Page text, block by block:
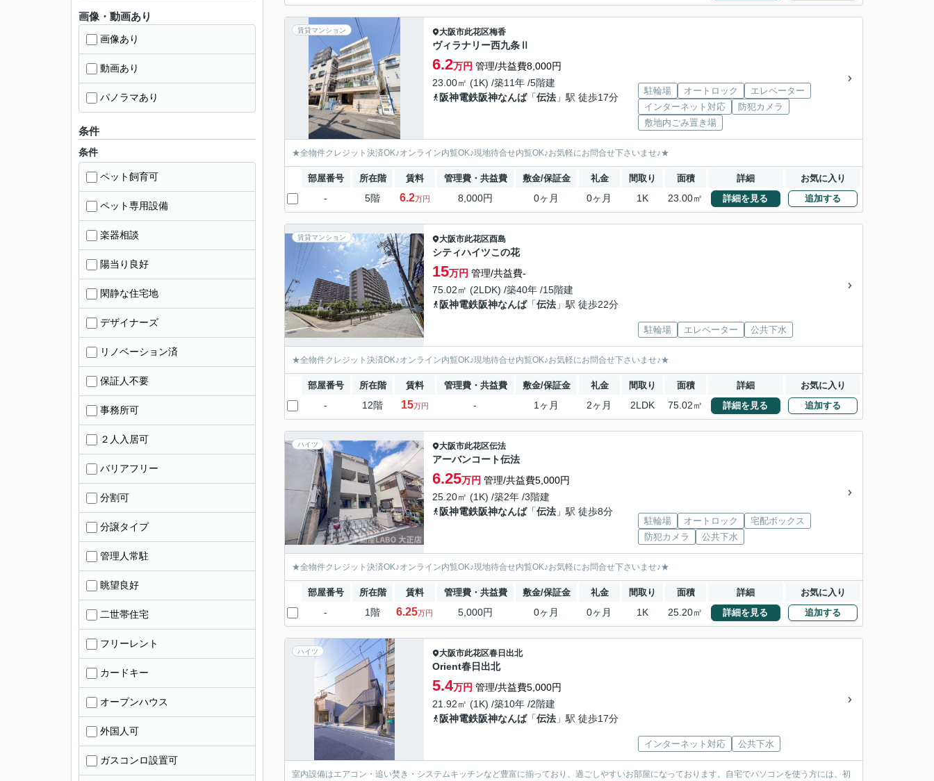
賃貸マンション 大阪市此花区梅香
ヴィラナリー西九条Ⅱ
6.2万円 管理/共益費8,000円
23.00㎡ (1K) /築11年 /5階建
阪神電鉄阪神なんば「伝法 」駅 徒歩17分
駐輪場 オートロック
エレベーター
インターネット対応
防犯カメラ
敷地内ごみ置き場
★全物件クレジット決済OK♪オンライン内覧OK♪現地待合せ内覧OK♪お気軽にお問合せ下さいませ♪★
部屋番号 所在階 賃料 管理費・共益費 敷金/保証金 礼金 間取り 面積 詳細 お気に入り
- 5階 6.2万円 8,000円 0ヶ月 0ヶ月 1K 23.00㎡ 詳細を見る 追加する
賃貸マンション 大阪市此花区酉島
シティハイツこの花
15万円 管理/共益費-
75.02㎡ (2LDK) /築40年 /15階建
阪神電鉄阪神なんば「伝法 」駅 徒歩22分
駐輪場 エレベーター 公共下水
★全物件クレジット決済OK♪オンライン内覧OK♪現地待合せ内覧OK♪お気軽にお問合せ下さいませ♪★
部屋番号 所在階 賃料 管理費・共益費 敷金/保証金 礼金 間取り 面積 詳細 お気に入り
- 12階 15万円 - 1ヶ月 2ヶ月 2LDK 75.02㎡ 詳細を見る 追加する
ハイツ 大阪市此花区伝法
アーバンコート伝法
6.25万円 管理/共益費5,000円
25.20㎡ (1K) /築2年 /3階建
阪神電鉄阪神なんば「伝法 」駅 徒歩8分
駐輪場 オートロック
宅配ボックス
防犯カメラ
公共下水
★全物件クレジット決済OK♪オンライン内覧OK♪現地待合せ内覧OK♪お気軽にお問合せ下さいませ♪★
部屋番号 所在階 賃料 管理費・共益費 敷金/保証金 礼金 間取り 面積 詳細 お気に入り
- 1階 6.25万円 5,000円 0ヶ月 0ヶ月 1K 25.20㎡ 詳細を見る 追加する
ハイツ 大阪市此花区春日出北
Orient春日出北
5.4万円 管理/共益費5,000円
21.92㎡ (1K) /築10年 /2階建
阪神電鉄阪神なんば「伝法 」駅 徒歩17分
インターネット対応 公共下水
室内設備はエアコン・追い焚き・システムキッチンなど豊富に揃っており、過ごしやすいお部屋になっております。自宅でパソコンを使う方には、初
画像・動画あり
画像あり
動画あり
パノラマあり
条件
条件
ペット飼育可
ペット専用設備
楽器相談
陽当り良好
閑静な住宅地
デザイナーズ
リノベーション済
保証人不要
事務所可
２人入居可
バリアフリー
分割可
分譲タイプ
管理人常駐
眺望良好
二世帯住宅
フリーレント
カードキー
オープンハウス
外国人可
ガスコンロ設置可